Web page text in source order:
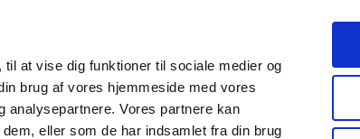
at vise dig funktioner til sociale medier og
brug af vores hjemmeside med vores
analysepartnere. Vores partnere kan
eller som de har indsamlet fra din brug
Nyheder Om os Kontakt Udgivelser
Apoteker og salg af
Medicinsk
Særlige